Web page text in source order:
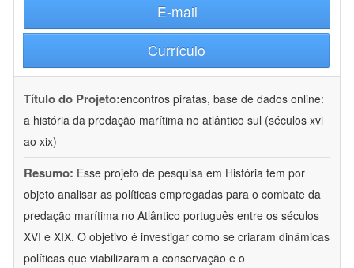
E-mail
Currículo
Título do Projeto:encontros piratas, base de dados online:
a história da predação marítima no atlântico sul (séculos xvi
ao xix)
Resumo: Esse projeto de pesquisa em História tem por
objeto analisar as políticas empregadas para o combate da
predação marítima no Atlântico português entre os séculos
XVI e XIX. O objetivo é investigar como se criaram dinâmicas
políticas que viabilizaram a conservação e o